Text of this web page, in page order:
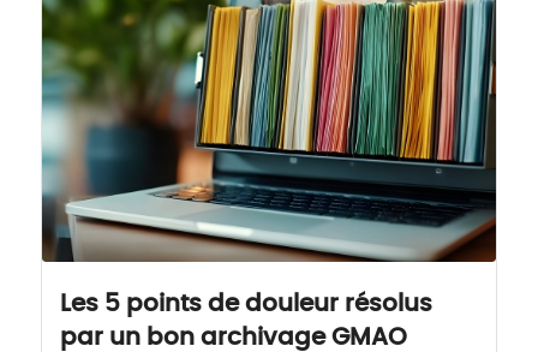
Les 5 points de douleur résolus
par un bon archivage GMAO